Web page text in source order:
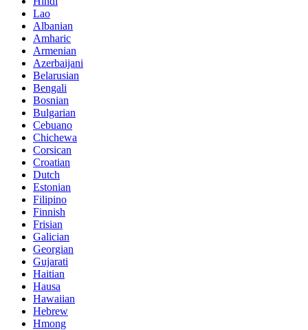
Lao
Albanian
Amharic
Armenian
Azerbaijani
Belarusian
Bengali
Bosnian
Bulgarian
Cebuano
Chichewa
Corsican
Croatian
Dutch
Estonian
Filipino
Finnish
Frisian
Galician
Georgian
Gujarati
Haitian
Hausa
Hawaiian
Hebrew
Hmong